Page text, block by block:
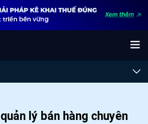
lý bán hàng chuyên